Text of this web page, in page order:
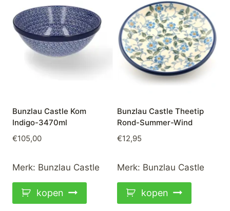
Bunzlau Castle Kom
Indigo-3470ml
€105,00
Merk: Bunzlau Castle
kopen
Bunzlau Castle Theetip
Rond-Summer-Wind
€12,95
Merk: Bunzlau Castle
kopen